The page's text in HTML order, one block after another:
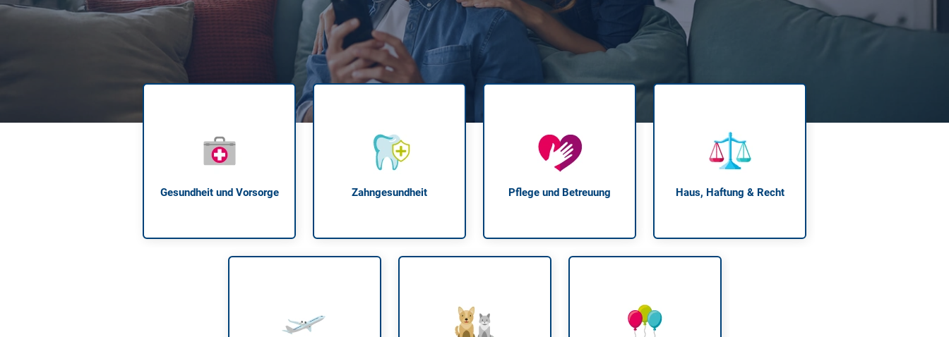
Zahnzusatzversicherung
Zahnzusatzversicherung für Kinder
Zwingerhusten beim Hund
Tierarztkosten für Hunde 2025
Listenhunde in Deutschland
Krank im Urlaub
Reiseapotheke
Urlaub mit Kindern
Das neue Elterngeld
Ausfalldeckung in der Haftpflicht
Kurzschluss und Überspannung
Rauchmelder können Leben retten
Gesundheit und Vorsorge Zahngesundheit Pflege und Betreuung Haus, Haftung & Recht